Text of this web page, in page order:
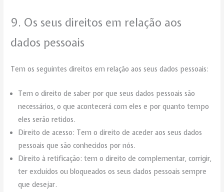
9. Os seus direitos em relação aos
dados pessoais
Tem os seguintes direitos em relação aos seus dados pessoais:
Tem o direito de saber por que seus dados pessoais são
necessários, o que acontecerá com eles e por quanto tempo
eles serão retidos.
Direito de acesso: Tem o direito de aceder aos seus dados
pessoais que são conhecidos por nós.
Direito à retificação: tem o direito de complementar, corrigir,
ter excluídos ou bloqueados os seus dados pessoais sempre
que desejar.